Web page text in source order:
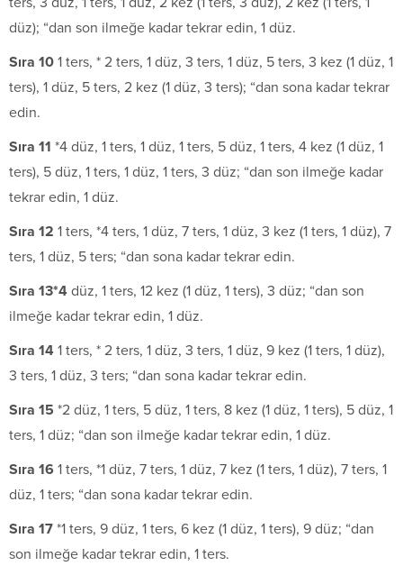
düz); “dan son ilmeğe kadar tekrar edin, 1 düz.
Sıra 10 1 ters, * 2 ters, 1 düz, 3 ters, 1 düz, 5 ters, 3 kez (1 düz, 1
ters), 1 düz, 5 ters, 2 kez (1 düz, 3 ters); “dan sona kadar tekrar
edin.
Sıra 11 *4 düz, 1 ters, 1 düz, 1 ters, 5 düz, 1 ters, 4 kez (1 düz, 1
ters), 5 düz, 1 ters, 1 düz, 1 ters, 3 düz; “dan son ilmeğe kadar
tekrar edin, 1 düz.
Sıra 12 1 ters, *4 ters, 1 düz, 7 ters, 1 düz, 3 kez (1 ters, 1 düz), 7
ters, 1 düz, 5 ters; “dan sona kadar tekrar edin.
Sıra 13*4 düz, 1 ters, 12 kez (1 düz, 1 ters), 3 düz; “dan son
ilmeğe kadar tekrar edin, 1 düz.
Sıra 14 1 ters, * 2 ters, 1 düz, 3 ters, 1 düz, 9 kez (1 ters, 1 düz),
3 ters, 1 düz, 3 ters; “dan sona kadar tekrar edin.
Sıra 15 *2 düz, 1 ters, 5 düz, 1 ters, 8 kez (1 düz, 1 ters), 5 düz, 1
ters, 1 düz; “dan son ilmeğe kadar tekrar edin, 1 düz.
Sıra 16 1 ters, *1 düz, 7 ters, 1 düz, 7 kez (1 ters, 1 düz), 7 ters, 1
düz, 1 ters; “dan sona kadar tekrar edin.
Sıra 17 *1 ters, 9 düz, 1 ters, 6 kez (1 düz, 1 ters), 9 düz; “dan
son ilmeğe kadar tekrar edin, 1 ters.